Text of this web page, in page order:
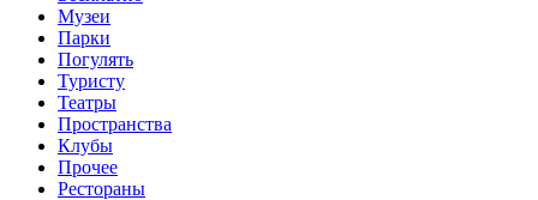
Музеи
Парки
Погулять
Туристу
Театры
Пространства
Клубы
Прочее
Рестораны